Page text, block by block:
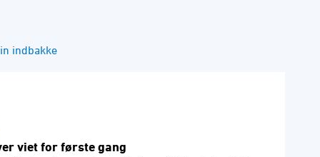
indbakke
viet for første gang